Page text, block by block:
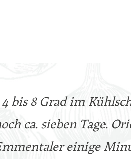
bis 8 Grad im
ca. sieben Tage.
einige